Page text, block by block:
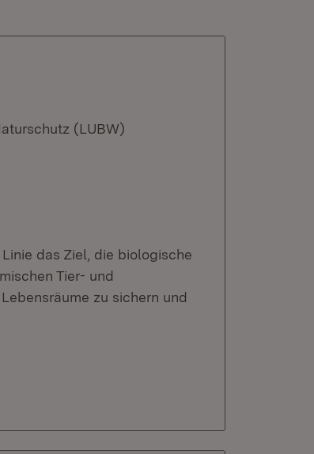
(LUBW)
das Ziel, die biologische
Tier- und
zu sichern und